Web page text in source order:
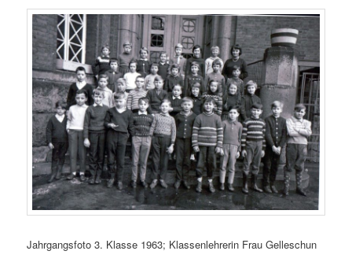
Jahrgangsfoto 3. Klasse 1963; Klassenlehrerin Frau Gelleschun